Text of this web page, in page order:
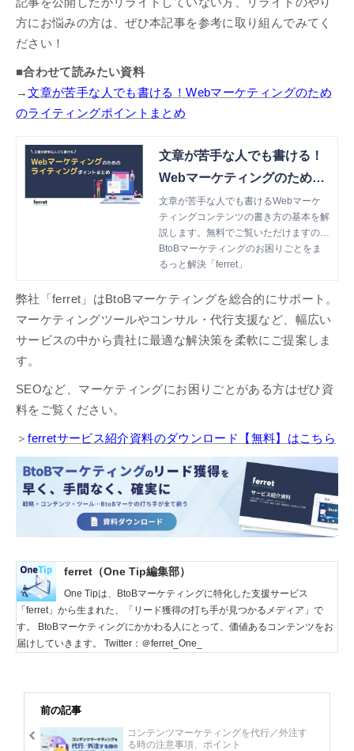
方にお悩みの方は、ぜひ本記事を参考に取り組んでみてく
ださい！
■合わせて読みたい資料
→文章が苦手な人でも書ける！Webマーケティングのため
のライティングポイントまとめ
文章が苦手な人でも書ける！
Webマーケティングのための
ライティングポイントまとめ
文章が苦手な人でも書けるWebマーケ
ティングコンテンツの書き方の基本を解
説します。無料でご覧いただけますので
ぜひご一読ください。
BtoBマーケティングのお困りごとをま
るっと解決「ferret」
弊社「ferret」はBtoBマーケティングを総合的にサポート。
マーケティングツールやコンサル・代行支援など、幅広い
サービスの中から貴社に最適な解決策を柔軟にご提案しま
す。
SEOなど、マーケティングにお困りごとがある方はぜひ資
料をご覧ください。
＞ferretサービス紹介資料のダウンロード【無料】はこちら
ferret（One Tip編集部）
One Tipは、BtoBマーケティングに特化した支援サービス
「ferret」から生まれた、「リード獲得の打ち手が見つかるメディア」で
す。 BtoBマーケティングにかかわる人にとって、価値あるコンテンツをお
届けしていきます。 Twitter：＠ferret_One_
前の記事
コンテンツマーケティングを代行／外注す
る時の注意事項、ポイント